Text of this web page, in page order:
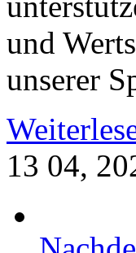
und
unserer
13 04,